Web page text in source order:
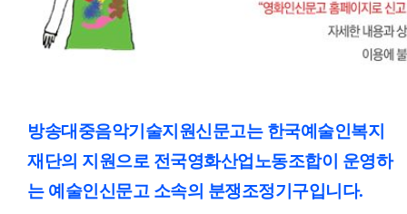
방송대중음악기술지원신문고는 한국예술인복지
재단의 지원으로 전국영화산업노동조합이 운영하
는 예술인신문고 소속의 분쟁조정기구입니다.